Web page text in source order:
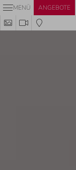
MENÜ ANGEBOTE